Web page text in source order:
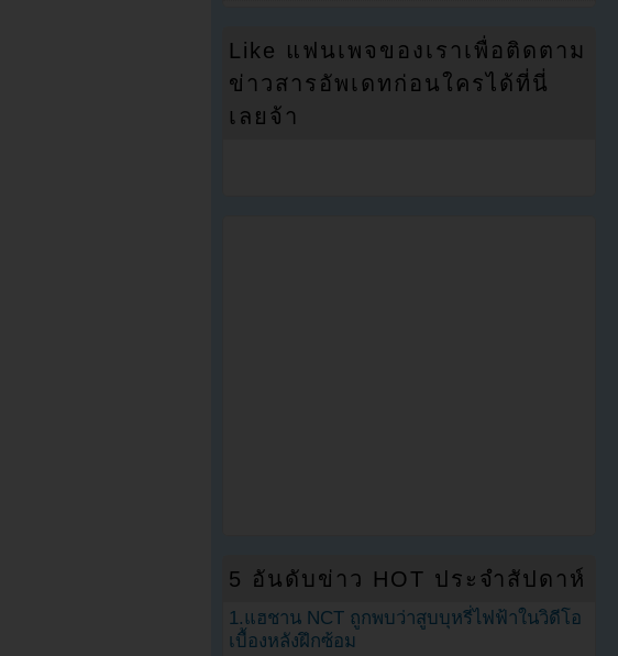
Like แฟนเพจของเราเพื่อติดตาม
ข่าวสารอัพเดทก่อนใครได้ที่นี่
เลยจ้า
5 อันดับข่าว HOT ประจำสัปดาห์
1.แฮชาน NCT ถูกพบว่าสูบบุหรี่ไฟฟ้าในวิดีโอ
เบื้องหลังฝึกซ้อม